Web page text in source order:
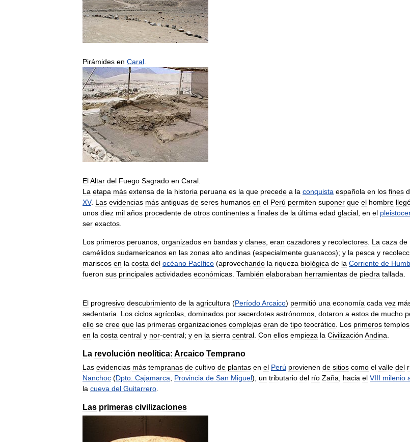
Pirámides en Caral
ElAltar del Fuego Sagrado en Caral
La etapa más extensa de la historia peruana es la que precede a la conquista española en los fines
XV. Las evidencias más antiguas de seres humanos en el Perú permiten suponer que el hombre
unos diez mil años procedente de otros continentes a finales de la última edad glacial en el
ser exactos
Los primeros peruanos organizados en bandas y clanes eran cazadores y recolectores La caza de
camélidos sudamericanos en las zonas alto andinas (especialmente guanacos); y la pesca y
mariscos en la costa del océano Pacífico (aprovechando la riqueza biológica de la Corriente de
fueron sus principales actividades económicas También elaboraban herramientas de piedra tallada
El progresivo descubrimiento de la agricultura (PeríodoArcaico) permitió una economía cada vez
sedentaria
Los ciclos agrícolas dominados por sacerdotes astrónomos dotaron a estos de mucho
ello se cree que las primeras organizaciones complejas eran de tipo teocrático Los primeros templos
en la costa central y nor-central; y en la sierra central Con ellos empieza la Civilización Andina
La revolución neolítica: Arcaico Temprano
Las evidencias más tempranas de cultivo de plantas en el Perú provienen de sitios como el valle del
Nanchoc (Dpto Cajamarca Provincia de San Miguel), un tributario del río Zaña hacia el VIII milenio
la cueva del Guitarrero
Las primeras civilizaciones